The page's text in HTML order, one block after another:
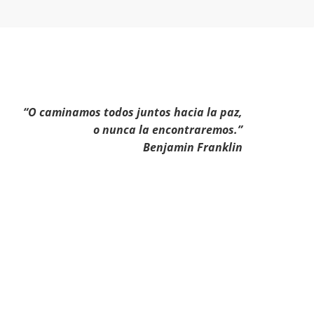
“O caminamos todos juntos hacia la paz,
o nunca la encontraremos.”
Benjamin Franklin